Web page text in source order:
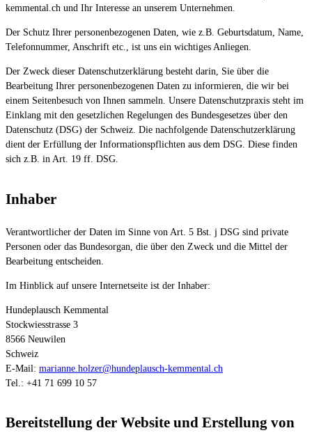
kemmental.ch und Ihr Interesse an unserem Unternehmen.
Der Schutz Ihrer personenbezogenen Daten, wie z.B. Geburtsdatum, Name,
Telefonnummer, Anschrift etc., ist uns ein wichtiges Anliegen.
Der Zweck dieser Datenschutzerklärung besteht darin, Sie über die
Bearbeitung Ihrer personenbezogenen Daten zu informieren, die wir bei
einem Seitenbesuch von Ihnen sammeln. Unsere Datenschutzpraxis steht im
Einklang mit den gesetzlichen Regelungen des Bundesgesetzes über den
Datenschutz (DSG) der Schweiz. Die nachfolgende Datenschutzerklärung
dient der Erfüllung der Informationspflichten aus dem DSG. Diese finden
sich z.B. in Art. 19 ff. DSG.
Inhaber
Verantwortlicher der Daten im Sinne von Art. 5 Bst. j DSG sind private
Personen oder das Bundesorgan, die über den Zweck und die Mittel der
Bearbeitung entscheiden.
Im Hinblick auf unsere Internetseite ist der Inhaber:
Hundeplausch Kemmental
Stockwiesstrasse 3
8566 Neuwilen
Schweiz
E-Mail: marianne.holzer@hundeplausch-kemmental.ch
Tel.: +41 71 699 10 57
Bereitstellung der Website und Erstellung von